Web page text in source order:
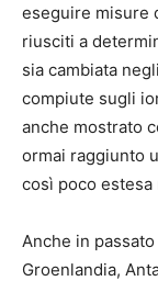
eseguire misure
riusciti a
sia cambiata
compiute sugli
anche mostrato
ormai raggiunto
così poco
Anche in
Groenlandia,